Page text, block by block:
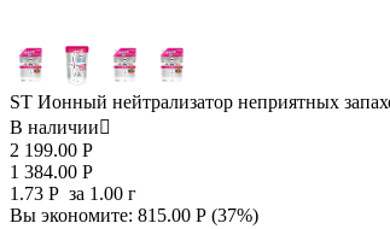
ST Ионный нейтрализатор неприятных
В наличии
2 199.00 Р
1 384.00 Р
1.73 Р за 1.00 г
Вы экономите: 815.00 Р (37%)